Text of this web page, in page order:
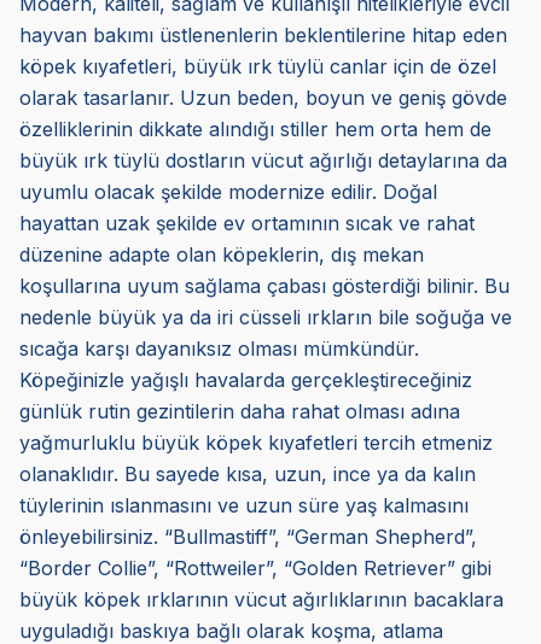
hayvan bakımı üstlenenlerin beklentilerine hitap eden
köpek kıyafetleri, büyük ırk tüylü canlar için de özel
olarak tasarlanır. Uzun beden, boyun ve geniş gövde
özelliklerinin dikkate alındığı stiller hem orta hem de
büyük ırk tüylü dostların vücut ağırlığı detaylarına da
uyumlu olacak şekilde modernize edilir. Doğal
hayattan uzak şekilde ev ortamının sıcak ve rahat
düzenine adapte olan köpeklerin, dış mekan
koşullarına uyum sağlama çabası gösterdiği bilinir. Bu
nedenle büyük ya da iri cüsseli ırkların bile soğuğa ve
sıcağa karşı dayanıksız olması mümkündür.
Köpeğinizle yağışlı havalarda gerçekleştireceğiniz
günlük rutin gezintilerin daha rahat olması adına
yağmurluklu büyük köpek kıyafetleri tercih etmeniz
olanaklıdır. Bu sayede kısa, uzun, ince ya da kalın
tüylerinin ıslanmasını ve uzun süre yaş kalmasını
önleyebilirsiniz. “Bullmastiff”, “German Shepherd”,
“Border Collie”, “Rottweiler”, “Golden Retriever” gibi
büyük köpek ırklarının vücut ağırlıklarının bacaklara
uyguladığı baskıya bağlı olarak koşma, atlama